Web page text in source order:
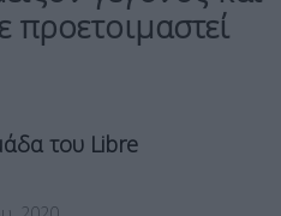
προετοιμαστεί
του Libre